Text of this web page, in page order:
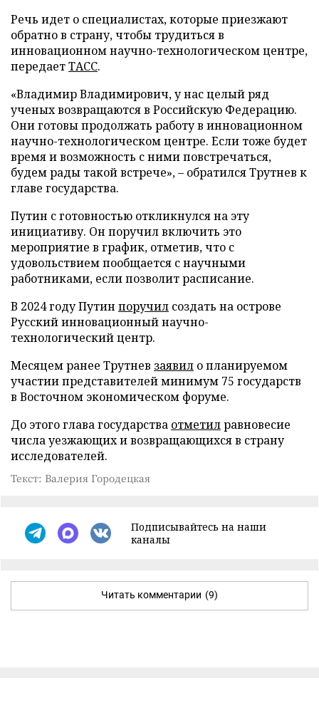
Речь идет о специалистах, которые приезжают
обратно в страну, чтобы трудиться в
инновационном научно-технологическом центре,
передаетТАСС.
«Владимир Владимирович, у нас целый ряд
ученых возвращаются в Российскую Федерацию.
Они готовы продолжать работу в инновационном
научно-технологическом центре. Если тоже будет
время и возможность с ними повстречаться,
будем рады такой встрече», – обратился Трутнев к
главе государства.
Путин с готовностью откликнулся на эту
инициативу. Он поручил включить это
мероприятие в график, отметив, что с
удовольствием пообщается с научными
работниками, если позволит расписание.
В 2024 году Путин поручил создать на острове
Русский инновационный научно-
технологический центр.
Месяцем ранее Трутнев заявил о планируемом
участии представителей минимум 75 государств
в Восточном экономическом форуме.
До этого глава государства отметилравновесие
числа уезжающих и возвращающихся в страну
исследователей.
Текст: Валерия Городецкая
Подписывайтесь на наши
каналы
Читать комментарии (9)